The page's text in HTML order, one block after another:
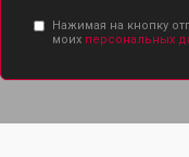
Нажимая на кнопку
моих персональных